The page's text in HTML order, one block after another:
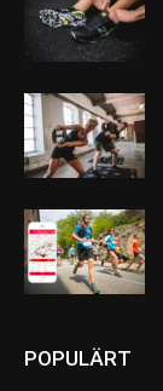
POPULÄRT